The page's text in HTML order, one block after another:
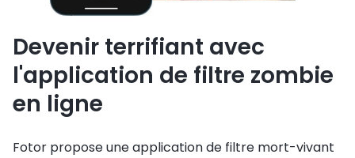
Devenir terrifiant avec
l'application de filtre zombie
en ligne
Fotor propose une application de filtre mort-vivant